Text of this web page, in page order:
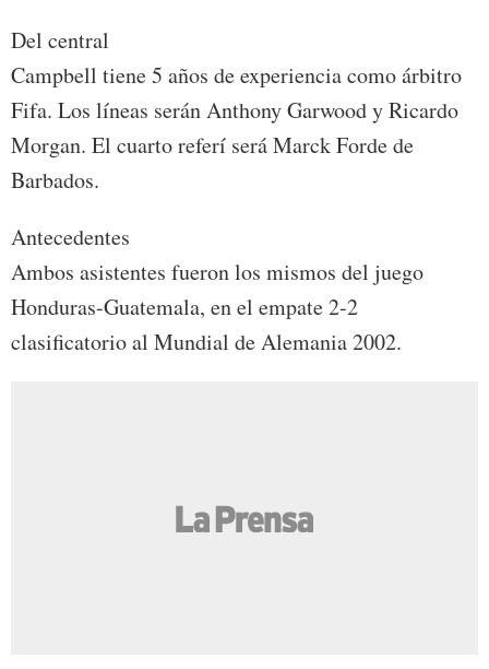
Del central
Campbell tiene 5 años de experiencia como árbitro
Fifa. Los líneas serán Anthony Garwood y Ricardo
Morgan. El cuarto referí será Marck Forde de
Barbados.
Antecedentes
Ambos asistentes fueron los mismos del juego
Honduras-Guatemala, en el empate 2-2
clasificatorio al Mundial de Alemania 2002.